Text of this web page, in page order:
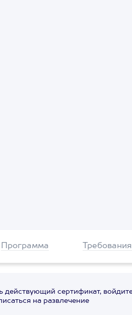
Программа
действующий сертификат,
на развлечение